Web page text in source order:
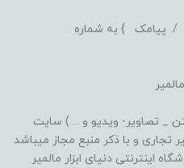
/ پیامک } به شماره
_ تصاویر- ویدیو و ....) سایت
تجاری و با ذکر منبع مجاز میباشد
اینترنتی دنیای ابزار مالمیر